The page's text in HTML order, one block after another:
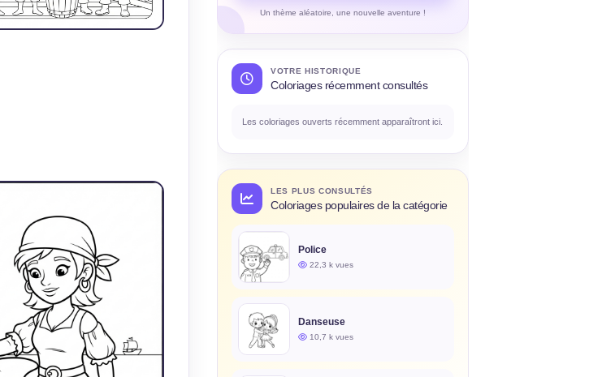
Un thème aléatoire, une nouvelle aventure !
VOTRE HISTORIQUE
Coloriages récemment consultés
Les coloriages ouverts récemment apparaîtront ici.
LES PLUS CONSULTÉS
Coloriages populaires de la catégorie
Police
22,3 k vues
Danseuse
10,7 k vues